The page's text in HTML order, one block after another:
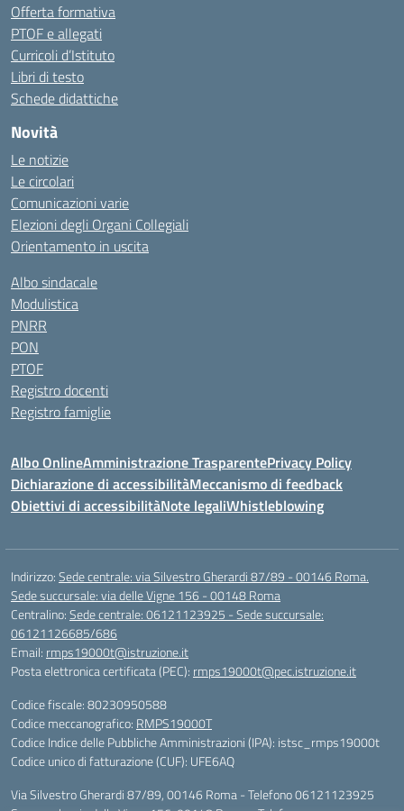
Offerta formativa
PTOF e allegati
Curricoli d’Istituto
Libri di testo
Schede didattiche
Novità
Le notizie
Le circolari
Comunicazioni varie
Elezioni degli Organi Collegiali
Orientamento in uscita
Albo sindacale
Modulistica
PNRR
PON
PTOF
Registro docenti
Registro famiglie
Albo OnlineAmministrazione TrasparentePrivacy Policy
Dichiarazione di accessibilitàMeccanismo di feedback
Obiettivi di accessibilitàNote legaliWhistleblowing
Indirizzo:Sede centrale: via Silvestro Gherardi 87/89 - 00146 Roma.
Sede succursale: via delle Vigne 156 - 00148 Roma
Centralino:Sede centrale: 06121123925 - Sede succursale:
06121126685/686
Email: rmps19000t@istruzione.it
Posta elettronica certificata (PEC): rmps19000t@pec.istruzione.it
Codice fiscale: 80230950588
Codice meccanografico: RMPS19000T
Codice Indice delle Pubbliche Amministrazioni (IPA): istsc_rmps19000t
Codice unico di fatturazione (CUF): UFE6AQ
Via Silvestro Gherardi 87/89, 00146 Roma - Telefono 06121123925